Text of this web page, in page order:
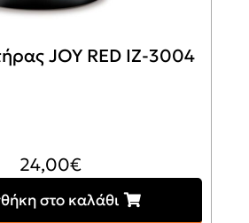
JOY RED ΙΖ-3004
24,00€
στο καλάθι